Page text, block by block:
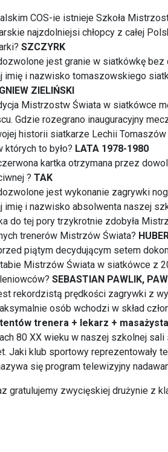
COS-ie istnieje Szkoła
najzdolniejsi chłopcy z całej
SZCZYRK
jest granie w siatkówkę bez
imię i nazwisko tomaszowskiego
ZIELIŃSKI
Mistrzostw Świata w siatkówce
Gdzie rozegrano inauguracyjny
historii siatkarze Lechii
których to było? LATA 1978-1980
kartka otrzymana przez
? TAK
jest wykonanie zagrywki
imię i nazwisko absolwenta naszej
do tej pory trzykrotnie zdobyła
trenerów Mistrzów Świata?
piątym decydującym setem
Mistrzów Świata w siatkówce z
SEBASTIAN PAWLIK,
rekordzistą prędkości zagrywki z
osób wchodzi w skład
trenera + lekarz +
80 XX wieku w naszej szkolnej
Jaki klub sportowy reprezentowały
się program telewizyjny
gratulujemy zwycięskiej drużynie z